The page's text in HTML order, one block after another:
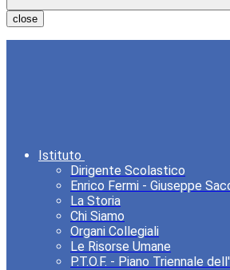
close
Istituto
Dirigente Scolastico
Enrico Fermi - Giuseppe
La Storia
Chi Siamo
Organi Collegiali
Le Risorse Umane
P.T.O.F. - Piano Triennale